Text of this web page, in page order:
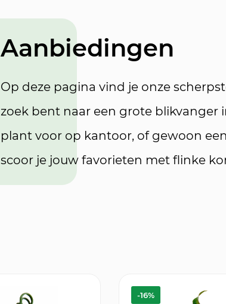
Aanbiedingen
Op deze pagina vind je onze
zoek bent naar een grote blikvanger
plant voor op kantoor, of gewoon
scoor je jouw favorieten met flinke
-16%